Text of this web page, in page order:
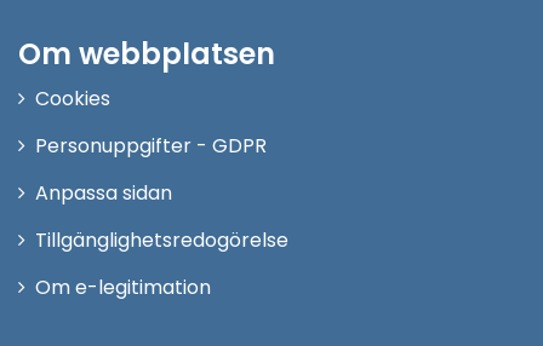
Om webbplatsen
Cookies
Personuppgifter - GDPR
Anpassa sidan
Tillgänglighetsredogörelse
Om e-legitimation